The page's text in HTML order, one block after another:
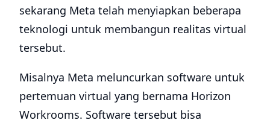
sekarang Meta telah menyiapkan beberapa
teknologi untuk membangun realitas virtual
tersebut.
Misalnya Meta meluncurkan software untuk
pertemuan virtual yang bernama Horizon
Workrooms. Software tersebut bisa